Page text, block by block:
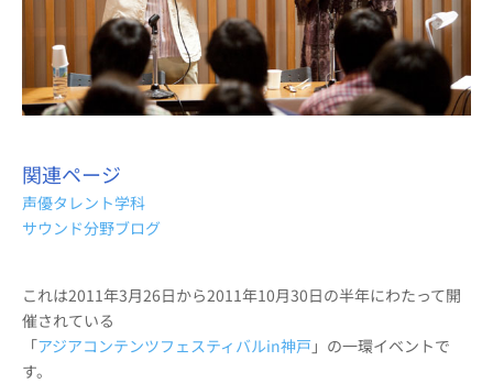
関連ページ
声優タレント学科
サウンド分野ブログ
これは2011年3月26日から2011年10月30日の半年にわたって開
催されている
「アジアコンテンツフェスティバルin神戸 」の一環イベントで
す。